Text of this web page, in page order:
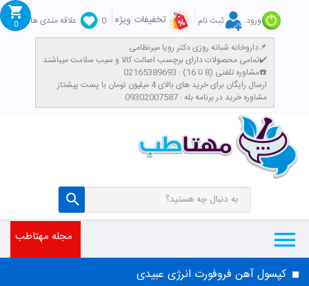
ورود ثبت نام تخفیفات ویژه 0
علاقه مندی ها
داروخانه شبانه روزی دکتر رویا میرنظامی📌
تمامی محصولات دارای برچسب اصالت کالا و سیب سلامت میباشند✔️
مشاوره تلفنی (8 تا 16) : 02165389693☎️
​ارسال رایگان برای خرید های بالای 4 میلیون تومان با پست پیشتاز
مشاوره خرید در برنامه بله : 09302007587
0
مجله مهتاطب
کپسول آهن فروفورت انرژی عبیدی